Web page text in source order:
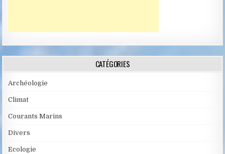
CATÉGORIES
Archéologie
Climat
Courants Marins
Divers
Ecologie